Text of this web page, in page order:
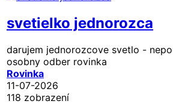
svetielko jednorozca
darujem jednorozcove svetlo -
osobny odber rovinka
Rovinka
11-07-2026
118 zobrazení